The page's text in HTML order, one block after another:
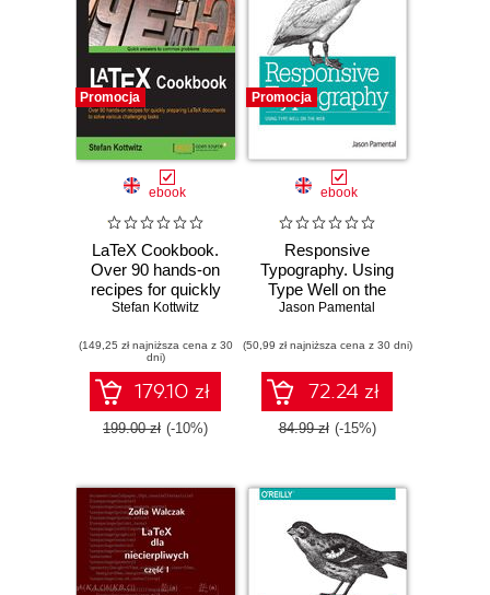
Promocja
ebook
LaTeX Cookbook.
Over 90 hands-on
recipes for quickly
preparing LaTeX
solve various
challenging tasks
Stefan Kottwitz
(149,25 zł najniższa cena z 30
dni)
179.10 zł
199.00 zł (-10%)
Promocja
ebook
Responsive
Typography. Using
Type Well on the
Web
Jason Pamental
(50,99 zł najniższa cena z 30 dni)
72.24 zł
84.99 zł (-15%)